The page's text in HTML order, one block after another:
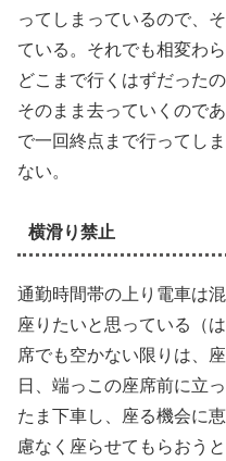
ってしまっているので、
ている。それでも相変わ
どこまで行くはずだった
そのまま去っていくので
で一回終点まで行ってし
ない。
横滑り禁止
通勤時間帯の上り電車は
座りたいと思っている（
席でも空かない限りは、
日、端っこの座席前に立
たま下車し、座る機会に
慮なく座らせてもらおう